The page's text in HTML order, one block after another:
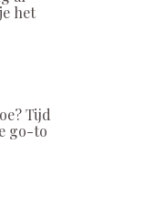
het
Tijd
go-to